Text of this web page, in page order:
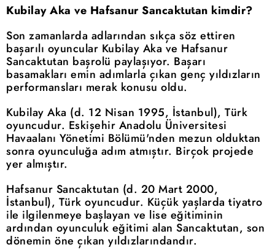
Kubilay Aka ve Hafsanur Sancaktutan kimdir?
Son zamanlarda adlarından sıkça söz ettiren
başarılı oyuncular Kubilay Aka ve Hafsanur
Sancaktutan başrolü paylaşıyor. Başarı
basamakları emin adımlarla çıkan genç yıldızların
performansları merak konusu oldu.
Kubilay Aka (d. 12 Nisan 1995, İstanbul), Türk
oyuncudur. Eskişehir Anadolu Üniversitesi
Havaalanı Yönetimi Bölümü'nden mezun olduktan
sonra oyunculuğa adım atmıştır. Birçok projede
yer almıştır.
Hafsanur Sancaktutan (d. 20 Mart 2000,
İstanbul), Türk oyuncudur. Küçük yaşlarda tiyatro
ile ilgilenmeye başlayan ve lise eğitiminin
ardından oyunculuk eğitimi alan Sancaktutan, son
dönemin öne çıkan yıldızlarındandır.